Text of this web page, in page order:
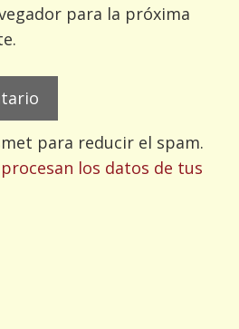
para la próxima
para reducir el spam.
los datos de tus